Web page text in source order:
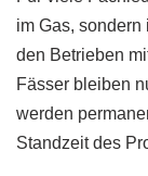
im Gas,
den Betrieben
Fässer bleiben
werden
Standzeit des